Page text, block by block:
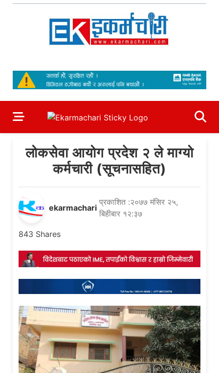
Skip
लोकसेवा आयोग प्रदेश २ ले माग्यो
कर्मचारी (सूचनासहित)
ekarmachari
प्रकाशित :२०७७ मंसिर २५,
बिहीबार १२:३७
843 Shares